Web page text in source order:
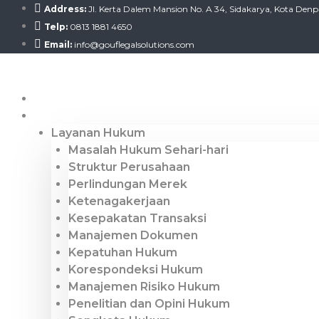
Skip
content
Address: Jl. Kerta Dalem Mansion No. A 34, Sidakarya, Kota
Telp: 0813 1881 4650
Email: info@gouflegalsolutions.com
Layanan Hukum
Masalah Hukum Sehari-hari
Struktur Perusahaan
Perlindungan Merek
Ketenagakerjaan
Kesepakatan Transaksi
Manajemen Dokumen
Kepatuhan Hukum
Korespondeksi Hukum
Manajemen Risiko Hukum
Penelitian dan Opini Hukum